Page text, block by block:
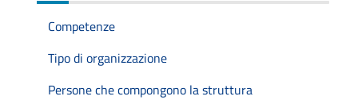
Competenze
Tipo di organizzazione
Persone che compongono la struttura